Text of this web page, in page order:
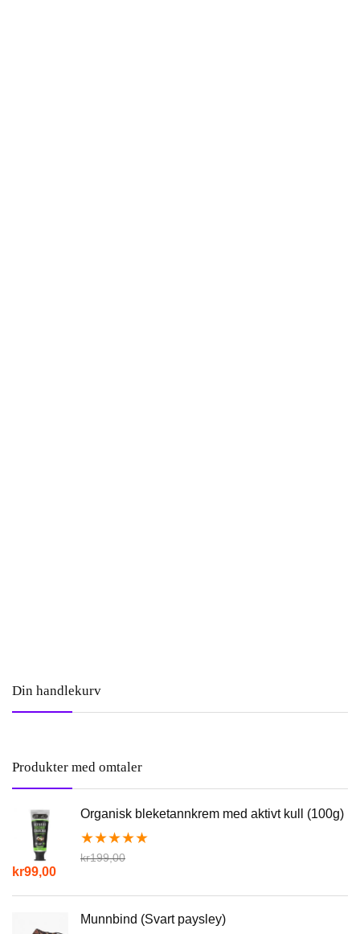
Din handlekurv
Produkter med omtaler
Organisk bleketannkrem med aktivt kull (100g)
★★★★★
kr199,00
Opprinnelig
var:
kr99,00Nåværende
er:
kr99,00.Munnbind (Svart paysley)